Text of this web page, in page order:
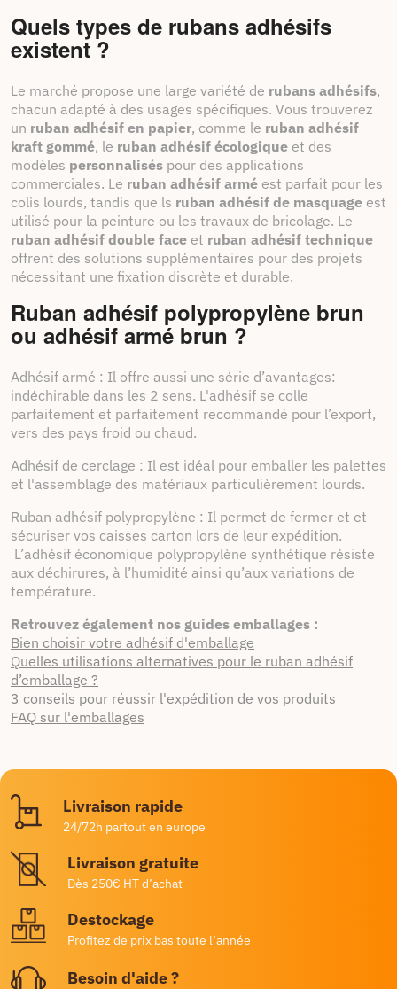
Quels types de rubans adhésifs
existent ?
Le marché propose une large variété de rubans adhésifs,
chacun adapté à des usages spécifiques. Vous trouverez
un ruban adhésif en papier, comme le ruban adhésif
kraft gommé, le ruban adhésif écologique et des
modèles personnalisés pour des applications
commerciales. Le ruban adhésif armé est parfait pour les
colis lourds, tandis que ls ruban adhésif de masquage est
utilisé pour la peinture ou les travaux de bricolage. Le
ruban adhésif double face et ruban adhésif technique
offrent des solutions supplémentaires pour des projets
nécessitant une fixation discrète et durable.
Ruban adhésif polypropylène brun
ou adhésif armé brun ?
Adhésif armé : Il offre aussi une série d’avantages:
indéchirable dans les 2 sens. L'adhésif se colle
parfaitement et parfaitement recommandé pour l’export,
vers des pays froid ou chaud.
Adhésif de cerclage : Il est idéal pour emballer les palettes
et l'assemblage des matériaux particulièrement lourds.
Ruban adhésif polypropylène : Il permet de fermer et et
sécuriser vos caisses carton lors de leur expédition.
L’adhésif économique polypropylène synthétique résiste
aux déchirures, à l’humidité ainsi qu’aux variations de
température.
Retrouvez également nos guides emballages :
Bien choisir votre adhésif d'emballage
Quelles utilisations alternatives pour le ruban adhésif
d’emballage ?
3 conseils pour réussir l'expédition de vos produits
FAQ sur l'emballages
Livraison rapide
24/72h partout en europe
Livraison gratuite
Dès 250€ HT d’achat
Destockage
Profitez de prix bas toute l’année
Besoin d'aide ?